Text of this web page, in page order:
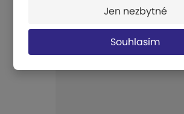
Jen nezbytné
Souhlasím
1 623 Kč
KOUPIT